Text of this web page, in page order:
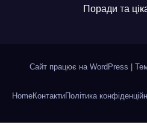
Поради та
Сайт працює на WordPress |
HomeКонтактиПолітика